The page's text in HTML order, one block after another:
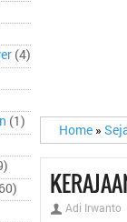
(4)
(1)
Home »
Adi Irwanto